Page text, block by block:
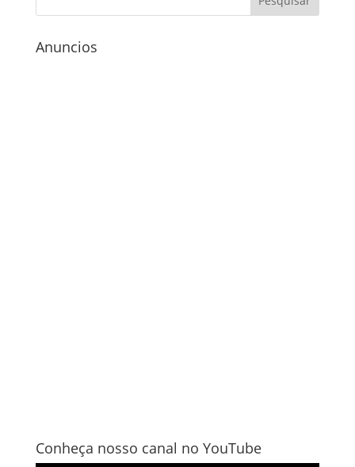
Anuncios
Conheça nosso canal no YouTube